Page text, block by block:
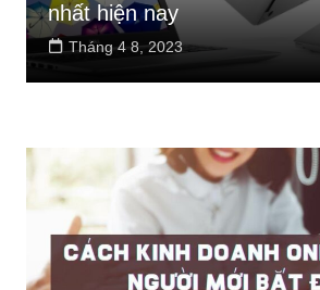
nhất hiện nay
Tháng 4 8, 2023